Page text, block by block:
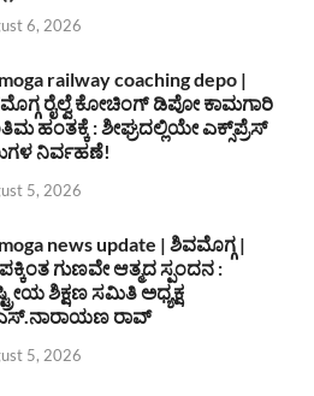
6, 2026
railway coaching depo |
ರೈಲ್ವೆ ಕೋಚಿಂಗ್ ಡಿಪೋ ಕಾಮಗಾರಿ
ಹಂತಕ್ಕೆ : ಶೀಘ್ರದಲ್ಲಿಯೇ ಎಕ್ಸ್‌ಪ್ರೆಸ್
ನಿರ್ವಹಣೆ!
5, 2026
news update | ಶಿವಮೊಗ್ಗ |
ಗುಣವೇ ಆತ್ಮದ ಸ್ಪಂದನ :
ಶಿಕ್ಷಣ ಸಮಿತಿ ಅಧ್ಯಕ್ಷ
ರಾವ್
5, 2026